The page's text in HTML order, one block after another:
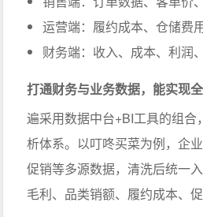
运营端：履约成本、仓储费
财务端：收入、成本、利润
打通财务与业务数据，能实现
遍采用数据中台+BI工具的组合
析体系。以叮咚买菜为例，企
促销等多源数据，清洗后统一
毛利、品类销额、履约成本、